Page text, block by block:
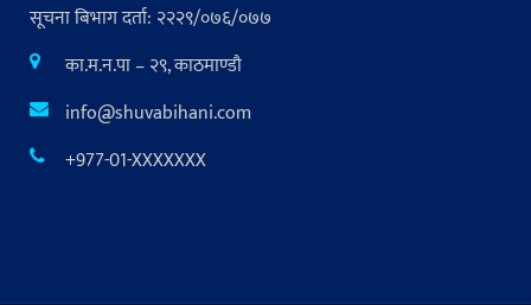
सूचना बिभाग दर्ता: २२२९/०७६/०७७
का.म.न.पा – २९, काठमाण्डौ
info@shuvabihani.com
+977-01-XXXXXXX